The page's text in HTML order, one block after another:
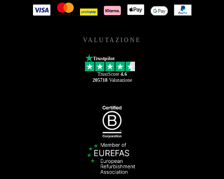
VALUTAZIONE
Trustpilot
TrustScore 4.6
205718Valutazione